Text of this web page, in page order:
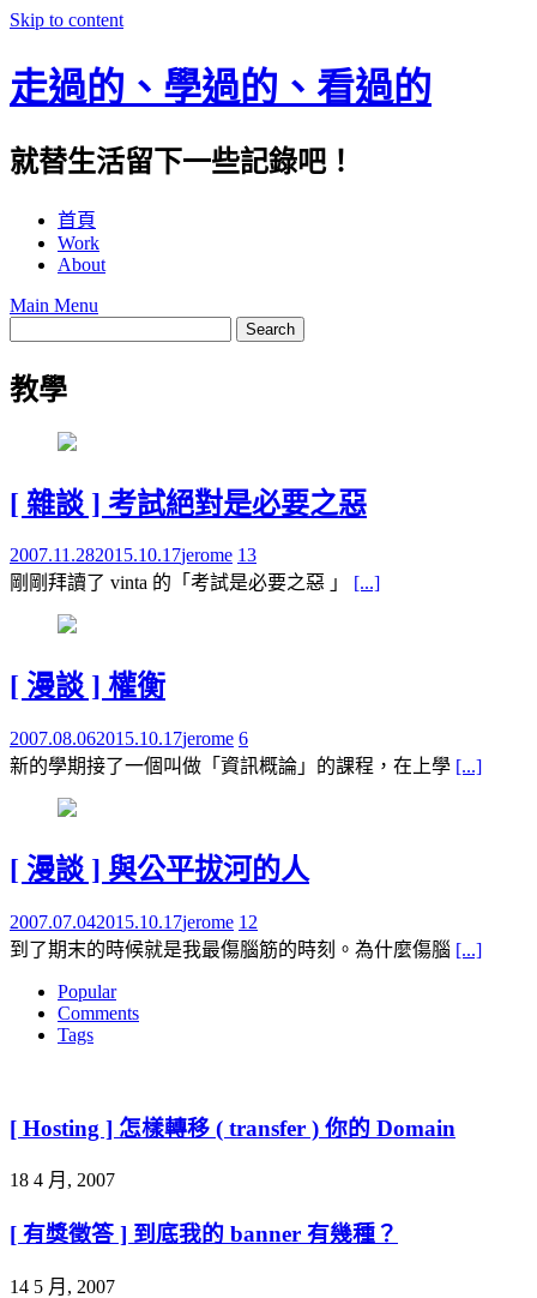
Skip to content
走過的、學過的、看過的
就替生活留下一些記錄吧！
首頁
Work
About
Main Menu
教學
[ 雜談 ] 考試絕對是必要之惡
2007.11.282015.10.17jerome 13
剛剛拜讀了 vinta 的「考試是必要之惡 」 [...]
[ 漫談 ] 權衡
2007.08.062015.10.17jerome 6
新的學期接了一個叫做「資訊概論」的課程，在上學 [...]
[ 漫談 ] 與公平拔河的人
2007.07.042015.10.17jerome 12
到了期末的時候就是我最傷腦筋的時刻。為什麼傷腦 [...]
Popular
Comments
Tags
[ Hosting ] 怎樣轉移 ( transfer ) 你的 Domain
18 4 月, 2007
[ 有獎徵答 ] 到底我的 banner 有幾種？
14 5 月, 2007